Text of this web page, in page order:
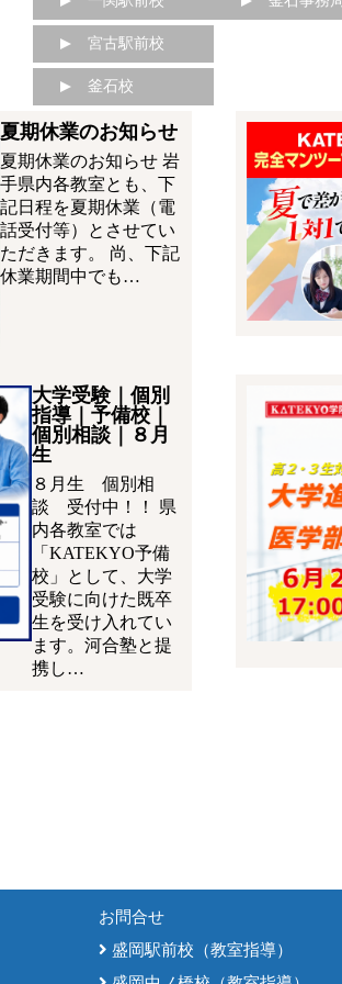
宮古駅前校
釜石校
夏期休業のお知らせ
夏期休業のお知らせ 岩
手県内各教室とも、下
記日程を夏期休業（電
話受付等）とさせてい
ただきます。 尚、下記
休業期間中でも…
大学受験｜個別
指導｜予備校｜
個別相談｜８月
生
８月生 個別相
談 受付中！！ 県
内各教室では
「KATEKYO予備
校」として、大学
受験に向けた既卒
生を受け入れてい
ます。河合塾と提
携し…
お問合せ
盛岡駅前校（教室指導）